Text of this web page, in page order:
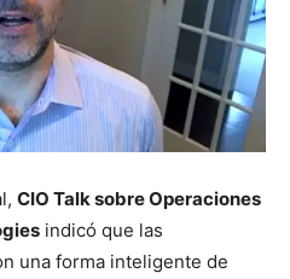
CIO Talk sobre Operaciones
indicó que las
una forma inteligente de